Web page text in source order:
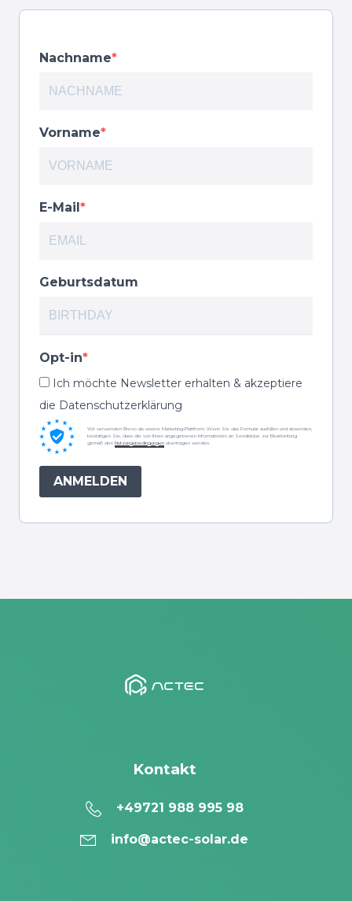
Nachname
Vorname
E-Mail
Geburtsdatum
Opt-in
Ich möchte Newsletter erhalten & akzeptiere
die Datenschutzerklärung
Wir verwenden Brevo als unsere Marketing-Plattform. Wenn Sie das Formular ausfüllen und absenden,
bestätigen Sie, dass die von Ihnen angegebenen Informationen an Sendinblue zur Bearbeitung
gemäß den Nutzungsbedingungen übertragen werden.
ANMELDEN
Kontakt
+49721 988 995 98
info@actec-solar.de